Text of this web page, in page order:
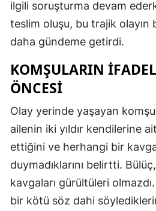
ilgili soruşturma devam
teslim oluşu, bu trajik olayın
daha gündeme getirdi.
KOMŞULARIN
ÖNCESI
Olay yerinde yaşayan
ailenin iki yıldır kendilerine
ettiğini ve herhangi bir
duymadıklarını belirtti.
kavgaları gürültüleri
bir kötü söz dahi